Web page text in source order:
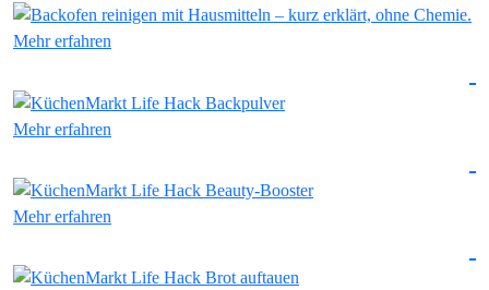
Mehr erfahren
Mehr erfahren
Mehr erfahren